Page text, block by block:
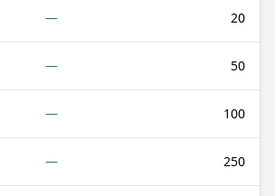
20
—
50
—
100
—
250
—